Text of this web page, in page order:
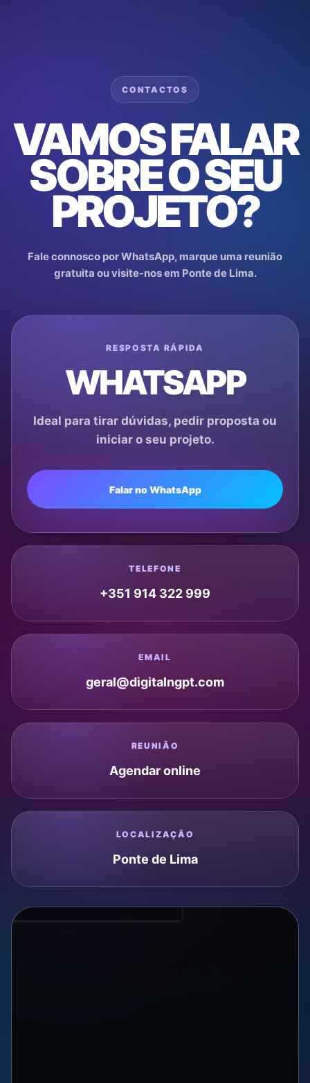
CONTACTOS
VAMOS FALAR
SOBRE O SEU
PROJETO?
Fale connosco por WhatsApp, marque uma reunião
gratuita ou visite-nos em Ponte de Lima.
RESPOSTA RÁPIDA
WHATSAPP
Ideal para tirar dúvidas, pedir proposta ou
iniciar o seu projeto.
Falar no WhatsApp
TELEFONE
+351 914 322 999
EMAIL
geral@digitalngpt.com
REUNIÃO
Agendar online
LOCALIZAÇÃO
Ponte de Lima